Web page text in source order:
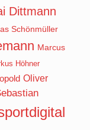
Dittmann
Schönmüller
Marcus
Höhner
Oliver